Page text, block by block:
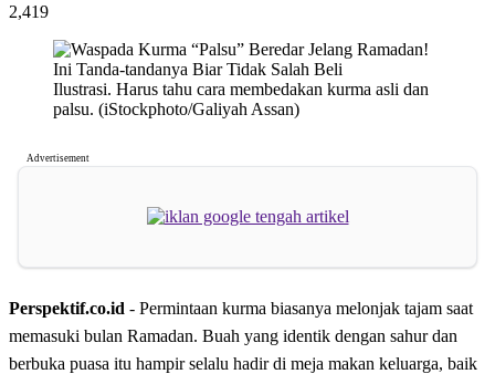
2,419
Ilustrasi. Harus tahu cara membedakan kurma asli dan
palsu. (iStockphoto/Galiyah Assan)
Advertisement
Perspektif.co.id - Permintaan kurma biasanya melonjak tajam saat
memasuki bulan Ramadan. Buah yang identik dengan sahur dan
berbuka puasa itu hampir selalu hadir di meja makan keluarga, baik